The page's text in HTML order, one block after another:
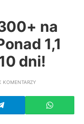
na
1,1
dni!
KOMENTARZY